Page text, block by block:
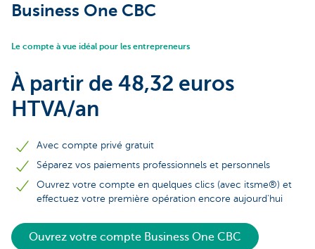
Business One CBC
Le compte à vue idéal pour les entrepreneurs
À partir de 48,32 euros
HTVA/an
Avec compte privé gratuit
Séparez vos paiements professionnels et personnels
Ouvrez votre compte en quelques clics (avec itsme®) et
effectuez votre première opération encore aujourd'hui
Ouvrez votre compte Business One CBC